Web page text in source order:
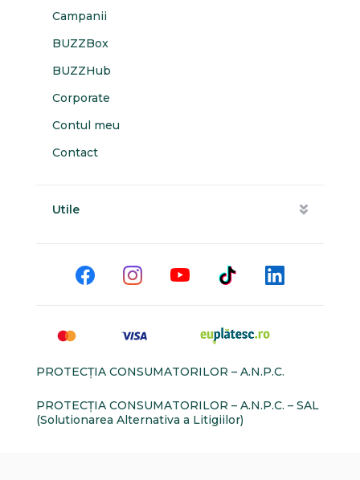
Campanii
BUZZBox
BUZZHub
Corporate
Contul meu
Contact
Utile
PROTECŢIA CONSUMATORILOR – A.N.P.C.
PROTECŢIA CONSUMATORILOR – A.N.P.C. – SAL
(Solutionarea Alternativa a Litigiilor)